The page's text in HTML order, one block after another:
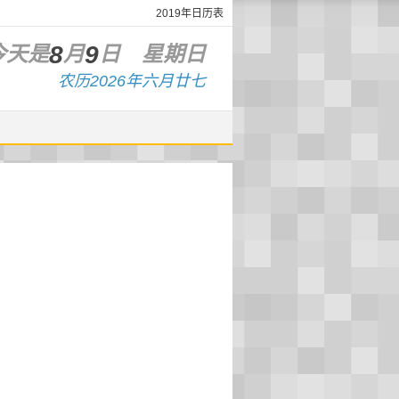
2019年日历表
天是8月9日 星期日
农历2026年六月廿七